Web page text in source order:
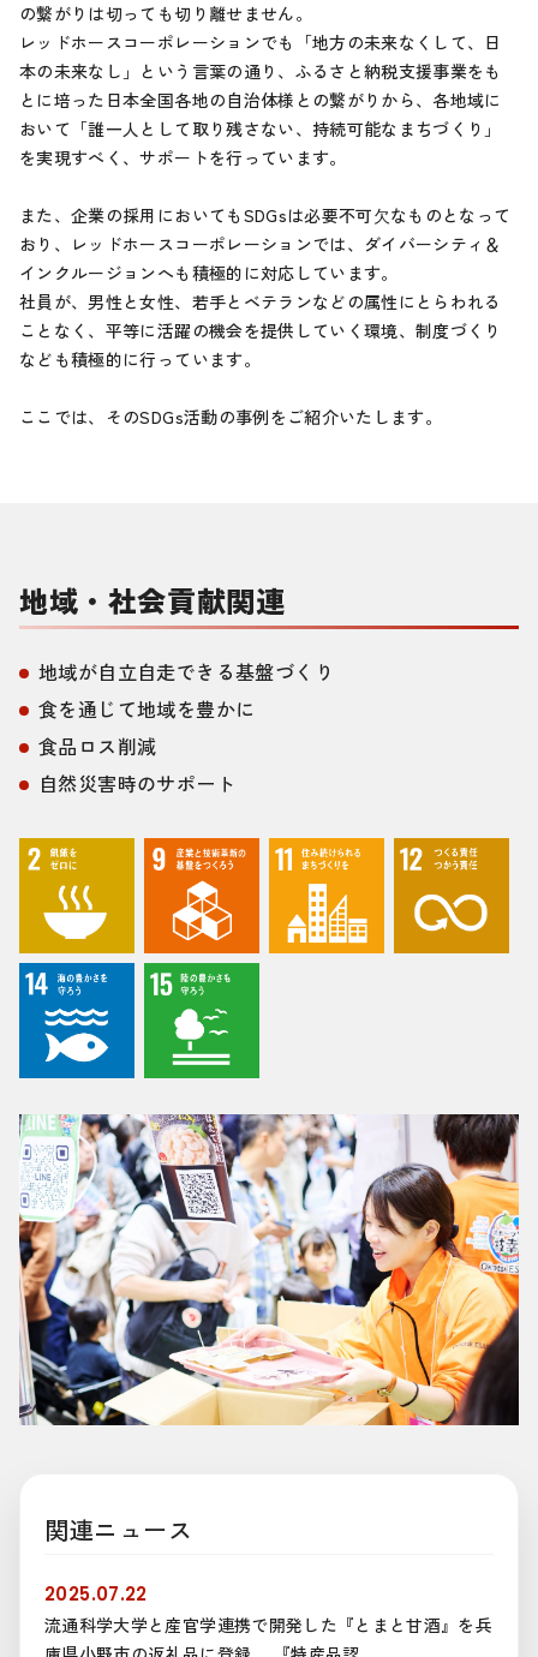
の繋がりは切っても切り離せません。
レッドホースコーポレーションでも「地方の未来なくして、日
本の未来なし」という言葉の通り、ふるさと納税支援事業をも
とに培った日本全国各地の自治体様との繋がりから、各地域に
おいて「誰一人として取り残さない、持続可能なまちづくり」
を実現すべく、サポートを行っています。
また、企業の採用においてもSDGsは必要不可⽋なものとなって
おり、レッドホースコーポレーションでは、ダイバーシティ＆
インクルージョンへも積極的に対応しています。
社員が、男性と女性、若手とベテランなどの属性にとらわれる
ことなく、平等に活躍の機会を提供していく環境、制度づくり
なども積極的に行っています。
ここでは、そのSDGs活動の事例をご紹介いたします。
地域・社会貢献関連
地域が自立自走できる基盤づくり
食を通じて地域を豊かに
食品ロス削減
自然災害時のサポート
関連ニュース
2025.07.22
流通科学大学と産官学連携で開発した『とまと甘酒』を兵